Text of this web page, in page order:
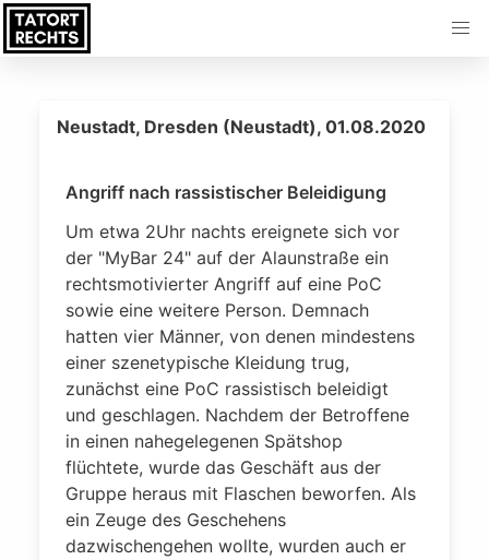
Neustadt, Dresden (Neustadt), 01.08.2020
Angriff nach rassistischer Beleidigung
Um etwa 2Uhr nachts ereignete sich vor
der "MyBar 24" auf der Alaunstraße ein
rechtsmotivierter Angriff auf eine PoC
sowie eine weitere Person. Demnach
hatten vier Männer, von denen mindestens
einer szenetypische Kleidung trug,
zunächst eine PoC rassistisch beleidigt
und geschlagen. Nachdem der Betroffene
in einen nahegelegenen Spätshop
flüchtete, wurde das Geschäft aus der
Gruppe heraus mit Flaschen beworfen. Als
ein Zeuge des Geschehens
dazwischengehen wollte, wurden auch er